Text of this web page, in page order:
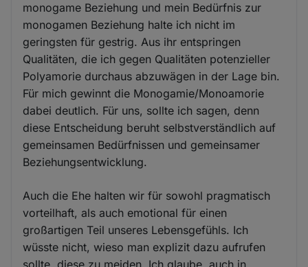
monogame Beziehung und mein Bedürfnis zur
monogamen Beziehung halte ich nicht im
geringsten für gestrig. Aus ihr entspringen
Qualitäten, die ich gegen Qualitäten potenzieller
Polyamorie durchaus abzuwägen in der Lage bin.
Für mich gewinnt die Monogamie/Monoamorie
dabei deutlich. Für uns, sollte ich sagen, denn
diese Entscheidung beruht selbstverständlich auf
gemeinsamen Bedürfnissen und gemeinsamer
Beziehungsentwicklung.
Auch die Ehe halten wir für sowohl pragmatisch
vorteilhaft, als auch emotional für einen
großartigen Teil unseres Lebensgefühls. Ich
wüsste nicht, wieso man explizit dazu aufrufen